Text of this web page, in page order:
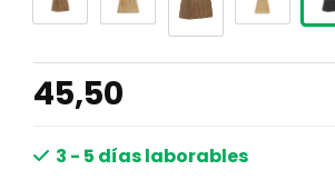
45,50
3 - 5 días laborables